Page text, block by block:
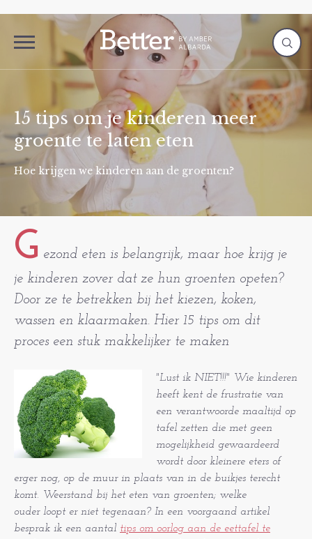
15 tips om je kinderen meer
groente te laten eten
Hoe krijgen we kinderen aan de groenten?
G ezond eten is belangrijk, maar hoe krijg je
je kinderen zover dat ze hun groenten opeten?
Door ze te betrekken bij het kiezen, koken,
wassen en klaarmaken. Hier 15 tips om dit
proces een stuk makkelijker te maken
"Lust ik NIET!!!" Wie kinderen
heeft kent de frustratie van
een verantwoorde maaltijd op
tafel zetten die met geen
mogelijkheid gewaardeerd
wordt door kleinere eters of
erger nog, op de muur in plaats van in de buikjes terecht
komt. Weerstand bij het eten van groenten; welke
ouder loopt er niet tegenaan? In een voorgaand artikel
besprak ik een aantal tips om oorlog aan de eettafel te